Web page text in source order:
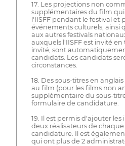
17. Les projections non
supplémentaires du film
l'IISFF pendant le festival et
événements culturels, ainsi
aux autres festivals
auxquels l'IISFF est invité en
invité, sont
candidats. Les candidats
circonstances.
18. Des sous-titres en
au film (pour les films non
supplémentaire du sous-
formulaire de candidature.
19. Il est permis d'ajouter
deux réalisateurs de
candidature. Il est
qui ont plus de 2